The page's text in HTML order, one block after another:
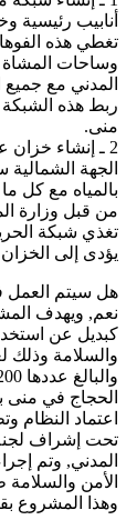
أنابيب
تغطي هذه
وساحات المشاة
المدني مع جميع
ربط هذه
منى.
2 ـ إنشاء
بالمياه مع كل
من قبل وزارة
تغذي شبكة
يؤدى إلى
هل سيتم العمل
نعم, ويهدف
كبديل عن
الحجاج في منى
اعتماد النظام
تحت إشراف
المدني, وتم
الأمن
وهذا المشروع بقيمة 20